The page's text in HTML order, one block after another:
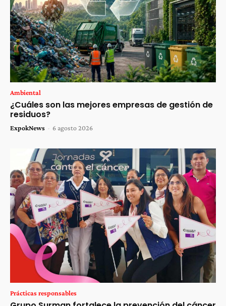
Ambiental
¿Cuáles son las mejores empresas de gestión de
residuos?
ExpokNews - 6 agosto 2026
Prácticas responsables